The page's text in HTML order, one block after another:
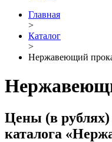
Главная
>
Каталог
>
Нержавеющий
Цены (в рублях)
каталога